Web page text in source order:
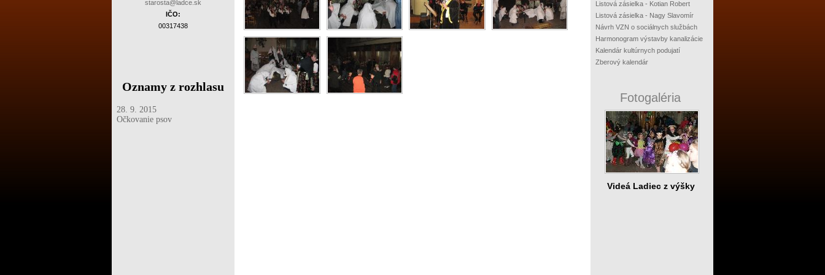
starosta@ladce.sk
IČO:
00317438
Oznamy z rozhlasu
28. 9. 2015
Očkovanie psov
Listová zásielka - Kotian Robert
Listová zásielka - Nagy Slavomír
Návrh VZN o sociálnych službách
Harmonogram výstavby kanalizácie
Kalendár kultúrnych podujatí
Zberový kalendár
Fotogaléria
Videá Ladiec z výšky